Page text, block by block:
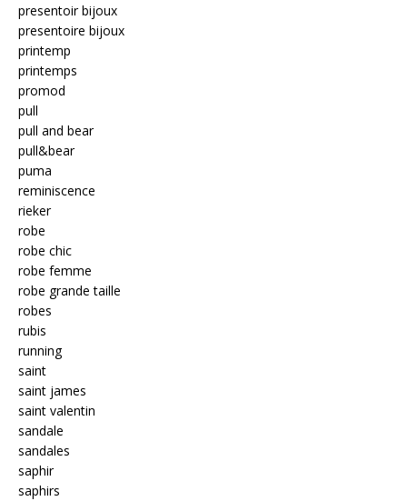
presentoir bijoux
presentoire bijoux
printemp
printemps
promod
pull
pull and bear
pull&bear
puma
reminiscence
rieker
robe
robe chic
robe femme
robe grande taille
robes
rubis
running
saint
saint james
saint valentin
sandale
sandales
saphir
saphirs